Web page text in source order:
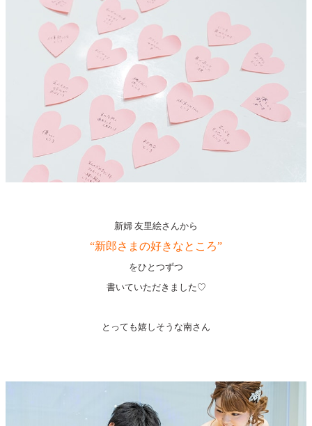
新婦 友里絵さんから
“新郎さまの好きなところ”
をひとつずつ
書いていただきました♡
とっても嬉しそうな南さん